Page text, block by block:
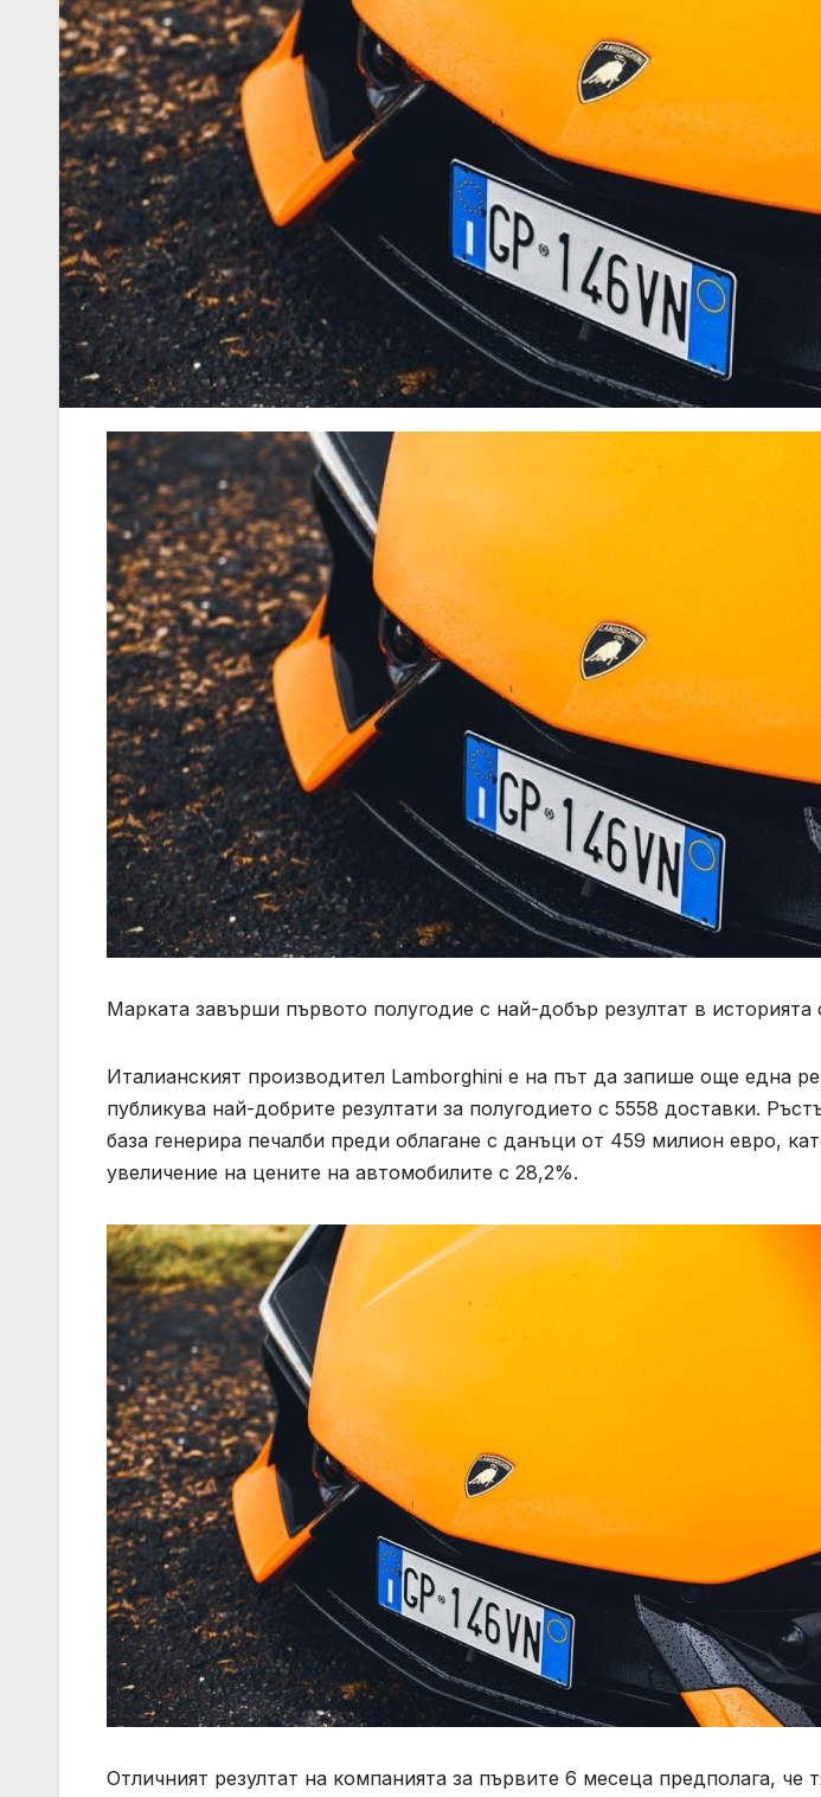
Марката завърши първото полугодие с най-добър резултат в историята
Италианският производител Lamborghini е на път да запише още една
публикува най-добрите резултати за полугодието с 5558 доставки.
база генерира печалби преди облагане с данъци от 459 милион евро,
увеличение на цените на автомобилите с 28,2%.
Отличният резултат на компанията за първите 6 месеца предполага, че